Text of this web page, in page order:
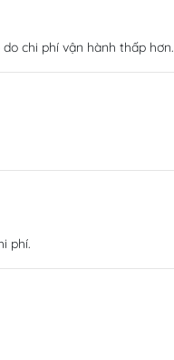
chi phí vận hành thấp hơn.
phí.